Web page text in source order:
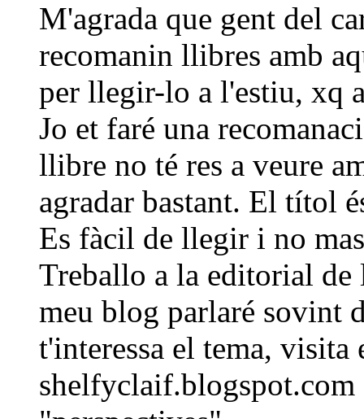
M'agrada que gent del
recomanin llibres amb
per llegir-lo a l'estiu, xq
Jo et faré una
llibre no té res a veure
agradar bastant. El títol
Es fàcil de llegir i no
Treballo a la editorial
meu blog parlaré sovint
t'interessa el tema,
shelfyclaif.blogspot.com